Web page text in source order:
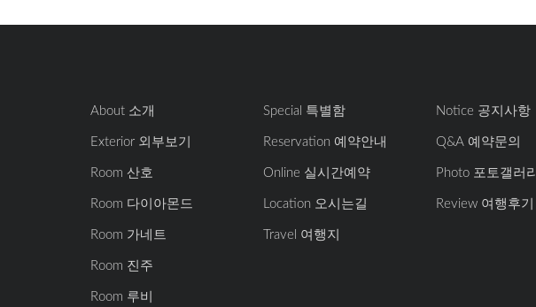
About 소개
Exterior 외부보기
Room 산호
Room 다이아몬드
Room 가네트
Room 진주
Room 루비
Special 특별함
Reservation 예약안내
Online 실시간예약
Location 오시는길
Travel 여행지
Notice 공지사항
Q&A 예약문의
Photo 포토갤러리
Review 여행후기